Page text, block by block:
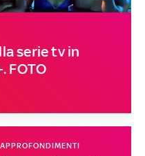
serie tv in
FOTO
APPROFONDIMENTI